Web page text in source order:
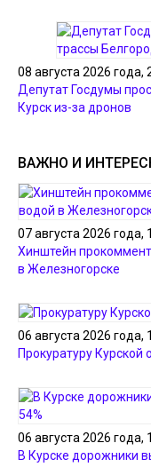
08 августа 2026 года,
Депутат Госдумы
Курск из-за дронов
ВАЖНО И
07 августа 2026 года,
Хинштейн
в Железногорске
06 августа 2026 года,
Прокуратуру
06 августа 2026 года,
В Курске дорожники